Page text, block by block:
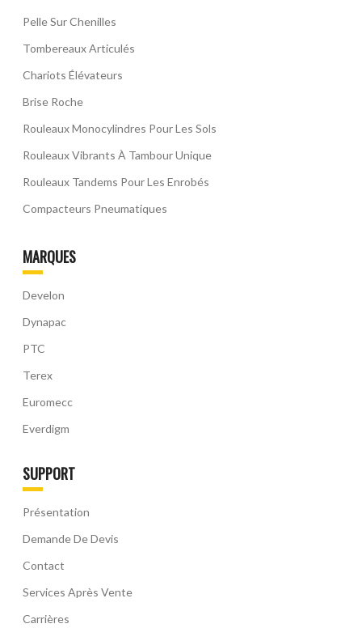
Pelle Sur Chenilles
Tombereaux Articulés
Chariots Élévateurs
Brise Roche
Rouleaux Monocylindres Pour Les Sols
Rouleaux Vibrants À Tambour Unique
Rouleaux Tandems Pour Les Enrobés
Compacteurs Pneumatiques
MARQUES
Develon
Dynapac
PTC
Terex
Euromecc
Everdigm
SUPPORT
Présentation
Demande De Devis
Contact
Services Après Vente
Carrières